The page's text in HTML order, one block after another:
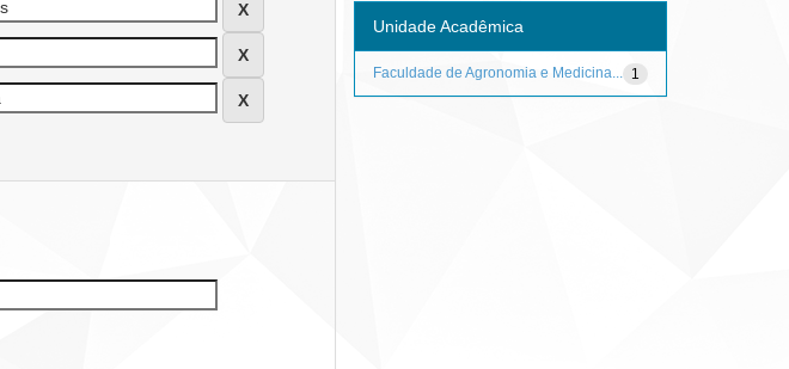
Unidade Acadêmica
1
Faculdade de Agronomia e Medicina...